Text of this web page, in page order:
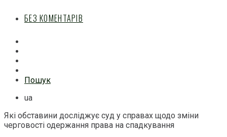
БЕЗ КОМЕНТАРІВ
Пошук
ua
Які обставини досліджує суд у справах щодо зміни
черговості одержання права на спадкування